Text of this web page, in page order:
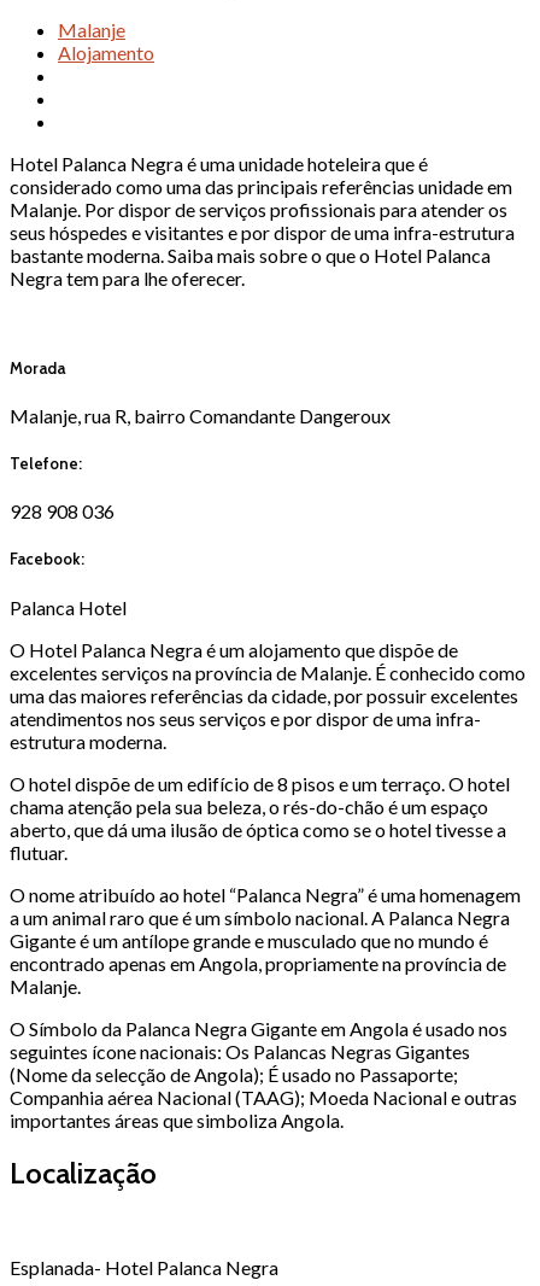
Malanje
Alojamento
Hotel Palanca Negra é uma unidade hoteleira que é
considerado como uma das principais referências unidade em
Malanje. Por dispor de serviços profissionais para atender os
seus hóspedes e visitantes e por dispor de uma infra-estrutura
bastante moderna. Saiba mais sobre o que o Hotel Palanca
Negra tem para lhe oferecer.
Morada
Malanje, rua R, bairro Comandante Dangeroux
Telefone:
928 908 036
Facebook:
Palanca Hotel
O Hotel Palanca Negra é um alojamento que dispõe de
excelentes serviços na província de Malanje. É conhecido como
uma das maiores referências da cidade, por possuir excelentes
atendimentos nos seus serviços e por dispor de uma infra-
estrutura moderna.
O hotel dispõe de um edifício de 8 pisos e um terraço. O hotel
chama atenção pela sua beleza, o rés-do-chão é um espaço
aberto, que dá uma ilusão de óptica como se o hotel tivesse a
flutuar.
O nome atribuído ao hotel “Palanca Negra” é uma homenagem
a um animal raro que é um símbolo nacional. A Palanca Negra
Gigante é um antílope grande e musculado que no mundo é
encontrado apenas em Angola, propriamente na província de
Malanje.
O Símbolo da Palanca Negra Gigante em Angola é usado nos
seguintes ícone nacionais: Os Palancas Negras Gigantes
(Nome da selecção de Angola); É usado no Passaporte;
Companhia aérea Nacional (TAAG); Moeda Nacional e outras
importantes áreas que simboliza Angola.
Localização
Esplanada- Hotel Palanca Negra